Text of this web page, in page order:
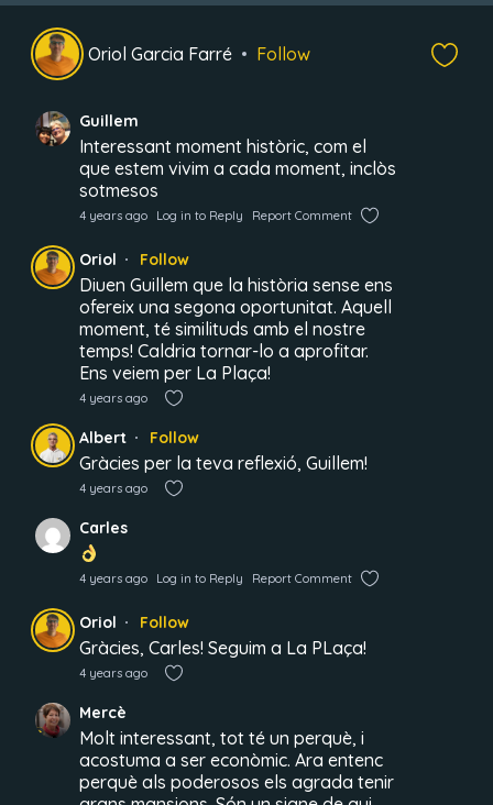
Oriol Garcia Farré Follow
Guillem
Interessant moment històric, com el
que estem vivim a cada moment, inclòs
sotmesos
4 years ago Log in to Reply Report Comment
Oriol Follow
Diuen Guillem que la història sense ens
ofereix una segona oportunitat. Aquell
moment, té similituds amb el nostre
temps! Caldria tornar-lo a aprofitar.
Ens veiem per La Plaça!
4 years ago
Albert Follow
Gràcies per la teva reflexió, Guillem!
4 years ago
Carles
4 years ago Log in to Reply Report Comment
Oriol Follow
Gràcies, Carles! Seguim a La PLaça!
4 years ago
Mercè
Molt interessant, tot té un perquè, i
acostuma a ser econòmic. Ara entenc
perquè als poderosos els agrada tenir